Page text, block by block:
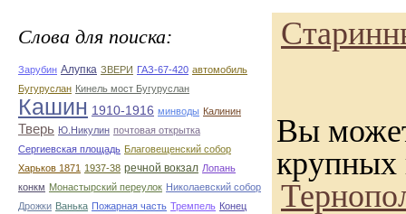
Слова для поиска:
Зарубин Алупка ЗВЕРИ ГАЗ-67-420 автомобиль
Бугуруслан Кинель мост Бугуруслан
Кашин 1910-1916 минводы Калинин
Тверь Ю.Никулин почтовая открытка
Сергиевская площадь Благовещенский собор
Харьков 1871 1937-38 речной вокзал Лопань
конкм Монастырский переулок Николаевский собор
Дрожки Ванька Пожарная часть Тремпель Конец
Вы
крупных